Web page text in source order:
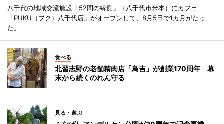
八千代の地域交流施設「52間の縁側」（八千代市米本）にカフェ
「PUKU（プク）八千代店」がオープンして、8月5日で1カ月がたっ
た。
食べる
北習志野の老舗精肉店「鳥吉」が創業170周年 幕
末から続くのれん守る
見る・遊ぶ